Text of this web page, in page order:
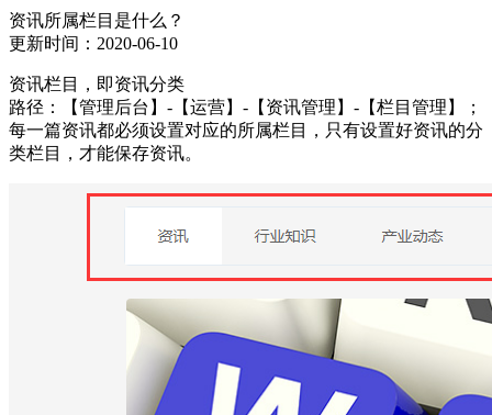
资讯所属栏目是什么？
更新时间：2020-06-10
资讯栏目，即资讯分类
路径：【管理后台】-【运营】-【资讯管理】-【栏目管理】；
每一篇资讯都必须设置对应的所属栏目，只有设置好资讯的分
类栏目，才能保存资讯。